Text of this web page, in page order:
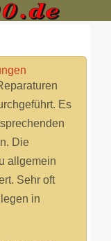
Es
Die
allgemein
Sehr oft
in